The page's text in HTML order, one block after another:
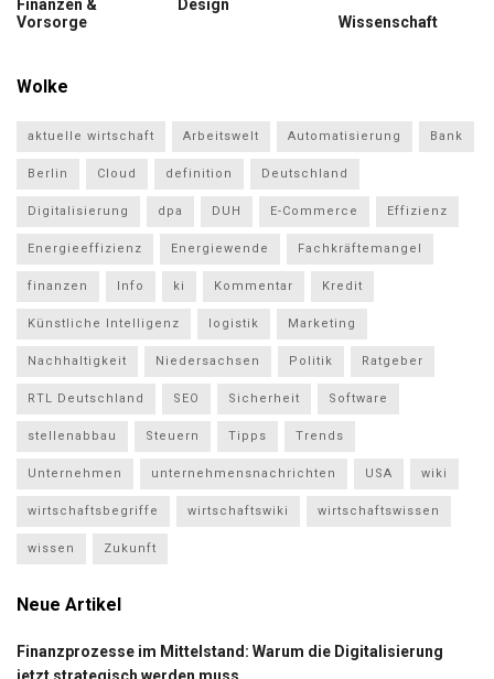
Finanzen &
Vorsorge
Design
Wissenschaft
Wolke
aktuelle wirtschaft Arbeitswelt Automatisierung Bank
Berlin Cloud definition Deutschland
Digitalisierung dpa DUH E-Commerce Effizienz
Energieeffizienz Energiewende Fachkräftemangel
finanzen Info ki Kommentar Kredit
Künstliche Intelligenz logistik Marketing
Nachhaltigkeit Niedersachsen Politik Ratgeber
RTL Deutschland SEO Sicherheit Software
stellenabbau Steuern Tipps Trends
Unternehmen unternehmensnachrichten USA wiki
wirtschaftsbegriffe wirtschaftswiki wirtschaftswissen
wissen Zukunft
Neue Artikel
Finanzprozesse im Mittelstand: Warum die Digitalisierung
jetzt strategisch werden muss